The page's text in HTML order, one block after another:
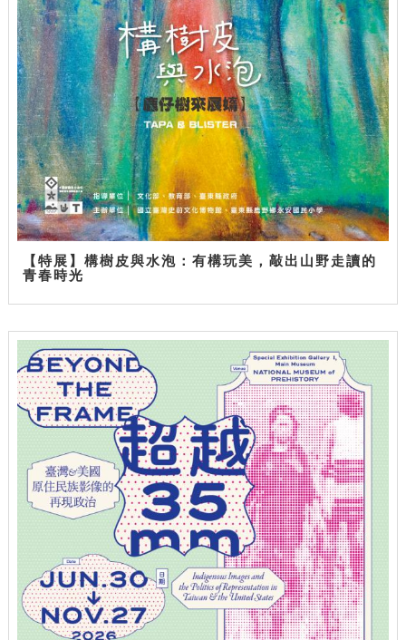
【特展】構樹皮與水泡：有構玩美，敲出山野走讀的
青春時光